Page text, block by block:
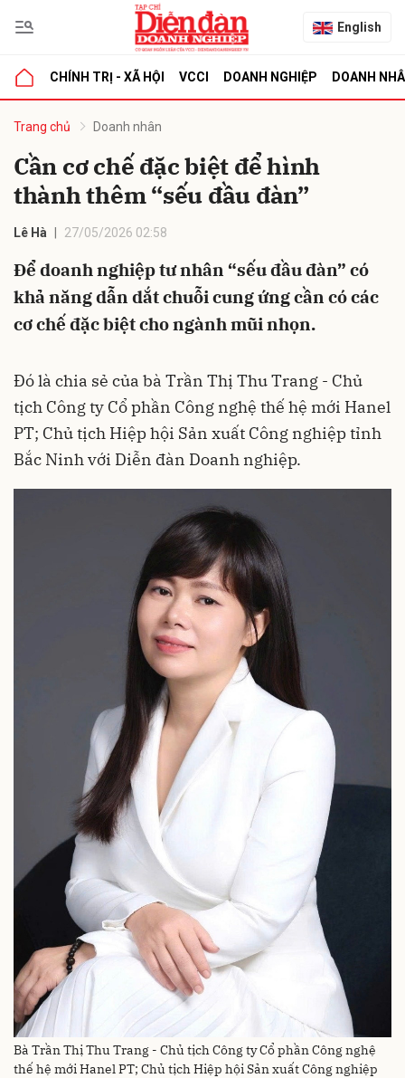
English
CHÍNH TRỊ - XÃ HỘI VCCI DOANH NGHIỆP DOANH
Trang chủ Doanh nhân
Cần cơ chế đặc biệt để hình
thành thêm “sếu đầu đàn”
Lê Hà 27/05/2026 02:58
Để doanh nghiệp tư nhân “sếu đầu đàn” có
khả năng dẫn dắt chuỗi cung ứng cần có các
cơ chế đặc biệt cho ngành mũi nhọn.
Đó là chia sẻ của bà Trần Thị Thu Trang - Chủ
tịch Công ty Cổ phần Công nghệ thế hệ mới Hanel
PT; Chủ tịch Hiệp hội Sản xuất Công nghiệp tỉnh
Bắc Ninh với Diễn đàn Doanh nghiệp.
Bà Trần Thị Thu Trang - Chủ tịch Công ty Cổ phần Công nghệ
thế hệ mới Hanel PT; Chủ tịch Hiệp hội Sản xuất Công nghiệp
luận
Hủy